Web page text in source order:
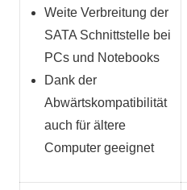
Weite Verbreitung der
SATA Schnittstelle bei
PCs und Notebooks
Dank der
Abwärtskompatibilität
auch für ältere
Computer geeignet